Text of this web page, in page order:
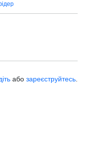
або зареєструйтесь.